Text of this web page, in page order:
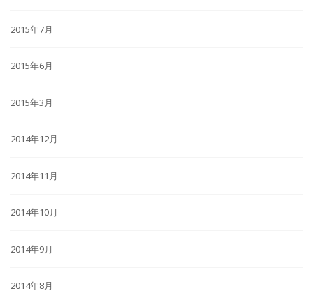
2015年7月
2015年6月
2015年3月
2014年12月
2014年11月
2014年10月
2014年9月
2014年8月